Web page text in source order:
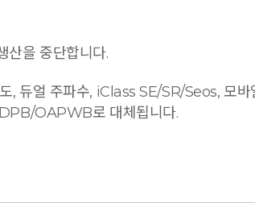
을 중단합니다.
얼 주파수, iClass SE/SR/Seos, 모바
OAPWB로 대체됩니다.